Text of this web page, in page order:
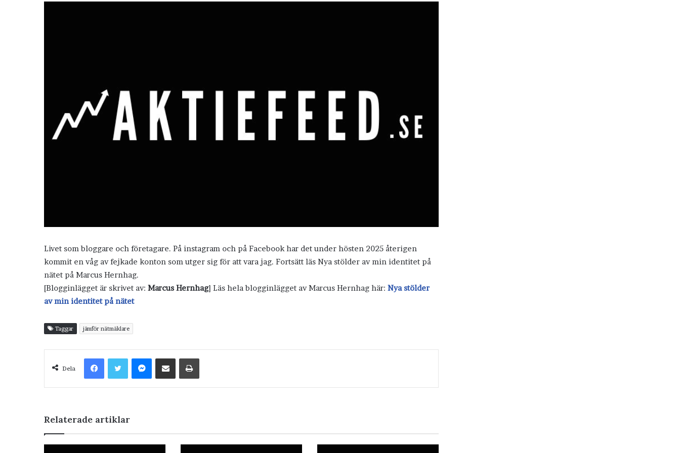
Livet som bloggare och företagare. På instagram och på Facebook har det under hösten 2025 återigen
kommit en våg av fejkade konton som utger sig för att vara jag. Fortsätt läs Nya stölder av min identitet på
nätet på Marcus Hernhag.
[Blogginlägget är skrivet av: Marcus Hernhag] Läs hela blogginlägget av Marcus Hernhag här: Nya stölder
av min identitet på nätet
Taggar jämför nätmäklare
Dela
FacebookTwitterMessenger
Dela via e-post Skriv ut
Relaterade artiklar